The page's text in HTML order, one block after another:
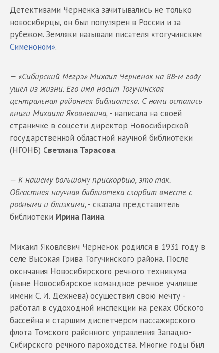
Детективами Черненка зачитывались не только
новосибирцы, он был популярен в России и за
рубежом. Земляки называли писателя «тогучинским
Сименоном».
— «Сибирский Мегрэ» Михаил Черненок на 88-м году
ушел из жизни. Его имя носит Тогучинская
центральная районная библиотека. С нами остались
книги Михаила Яковлевича, - написала на своей
страничке в соцсети директор Новосибирской
государственной областной научной библиотеки
(НГОНБ) Светлана Тарасова.
— К нашему большому прискорбию, это так.
Областная научная библиотека скорбит вместе с
родными и близкими, - сказала представитель
библиотеки Ирина Паина.
Михаил Яковлевич Черненок родился в 1931 году в
селе Высокая Грива Тогучинского района. После
окончания Новосибирского речного техникума
(ныне Новосибирскоe командноe речноe училищe
имени С. И. Дежнева) осуществил свою мечту -
работал в судоходной инспекции на реках Обского
бассейна и старшим диспетчером пассажирского
флота Томского районного управления Западно-
Сибирского речного пароходства. Многие годы был